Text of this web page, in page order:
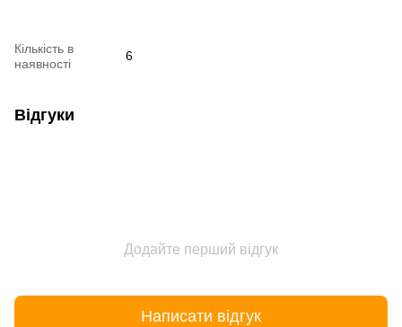
Кількість в
наявності
6
Відгуки
Додайте перший відгук
Написати відгук